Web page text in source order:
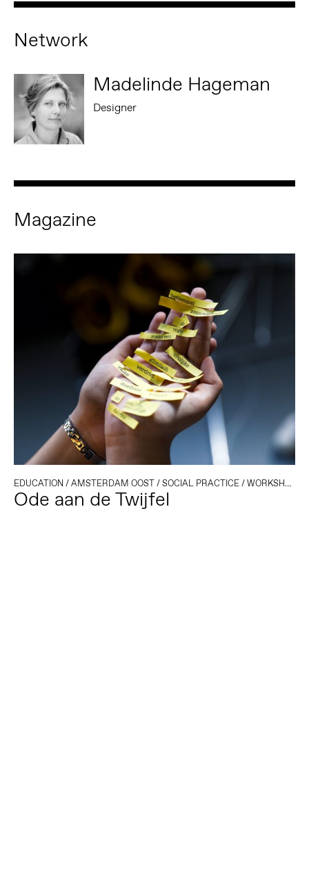
Network
Madelinde Hageman
Designer
Magazine
EDUCATION/AMSTERDAM OOST/SOCIAL PRACTICE/WORKSHOP
Ode aan de Twijfel